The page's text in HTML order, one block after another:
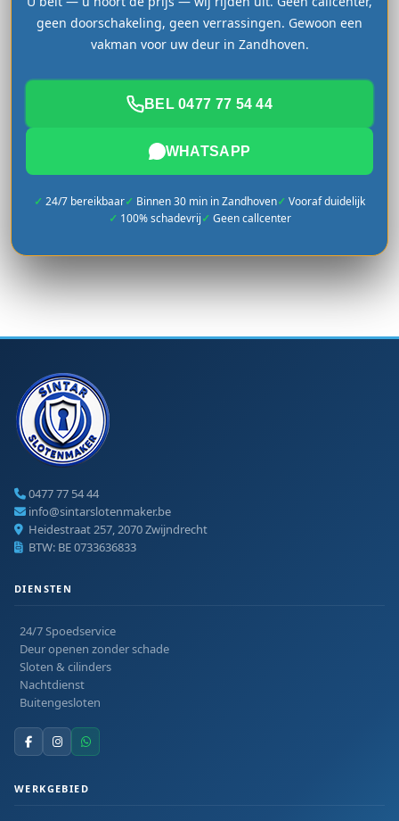
geen doorschakeling, geen verrassingen. Gewoon een
vakman voor uw deur in Zandhoven.
BEL 0477 77 54 44
WHATSAPP
24/7 bereikbaar Binnen 30 min in Zandhoven
Vooraf duidelijk
100% schadevrij
Geen callcenter
0477 77 54 44
info@sintarslotenmaker.be
Heidestraat 257, 2070 Zwijndrecht
BTW: BE 0733636833
DIENSTEN
24/7 Spoedservice
Deur openen zonder schade
Sloten & cilinders
Nachtdienst
Buitengesloten
WERKGEBIED